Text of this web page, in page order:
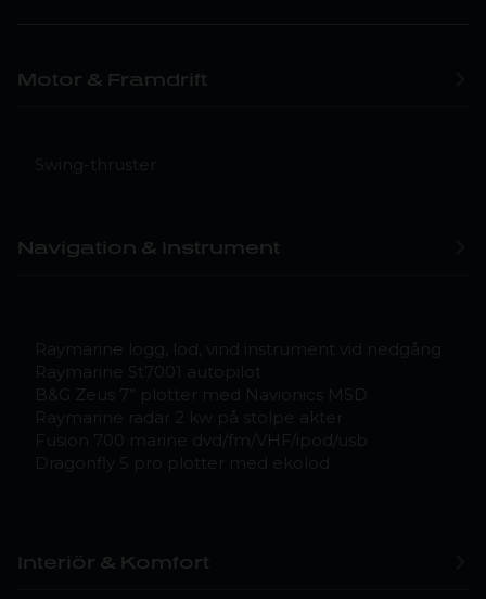
Motor & Framdrift
Swing-thruster
Navigation & Instrument
Raymarine logg, lod, vind instrument vid nedgång
Raymarine St7001 autopilot
B&G Zeus 7” plotter med Navionics MSD
Raymarine radar 2 kw på stolpe akter
Fusion 700 marine dvd/fm/VHF/ipod/usb
Dragonfly 5 pro plotter med ekolod
Interiör & Komfort